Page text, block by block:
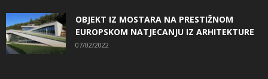
OBJEKT IZ MOSTARA NA PRESTIŽNOM
EUROPSKOM NATJECANJU IZ ARHITEKTURE
07/02/2022